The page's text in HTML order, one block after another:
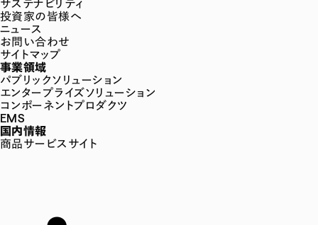
サステナビリティ
投資家の皆様へ
ニュース
お問い合わせ
サイトマップ
事業領域
パブリックソリューション
エンタープライズソリューション
コンポーネントプロダクツ
EMS
国内情報
商品サービスサイト